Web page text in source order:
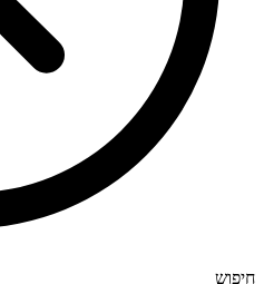
חיפוש